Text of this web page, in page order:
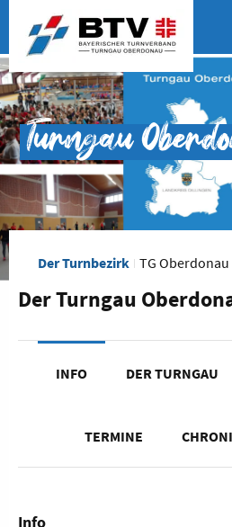
Turngau
Der Turnbezirk TG Oberdonau
Der Turngau
INFO DER TURNGAU
TERMINE
Info